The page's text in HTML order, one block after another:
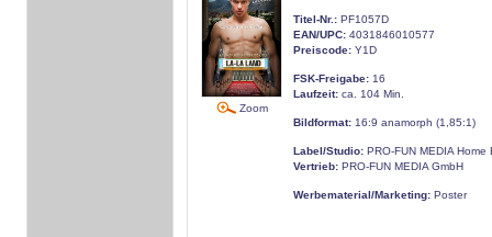
Zoom
Titel-Nr.: PF1057D
EAN/UPC: 4031846010577
Preiscode: Y1D
FSK-Freigabe: 16
Laufzeit: ca. 104 Min.
Bildformat: 16:9 anamorph (1,85:1)
Label/Studio: PRO-FUN MEDIA Home
Vertrieb: PRO-FUN MEDIA GmbH
Werbematerial/Marketing: Poster